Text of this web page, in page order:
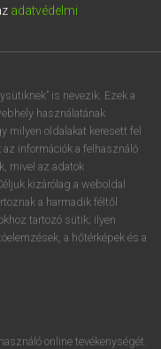
adatvédelmi
is nevezik. Ezek a
használatának
milyen oldalakat keresett fel
információk a felhasználó
mivel az adatok
kizárólag a weboldal
a harmadik féltől
tartozó sütik; ilyen
a hőtérképek és a
online tevékenységét.